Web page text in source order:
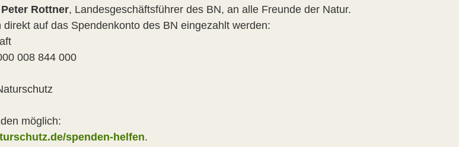
Peter Rottner, Landesgeschäftsführer des BN, an alle Freunde der Natur.
auf das Spendenkonto des BN eingezahlt werden:
008 844 000
möglich:
spenden-helfen.